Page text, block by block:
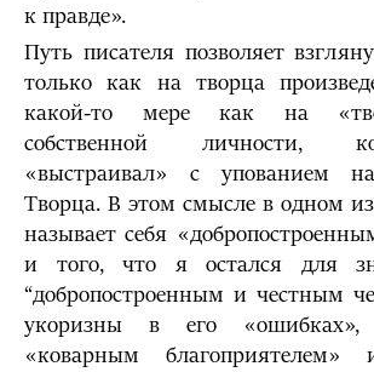
к правде».
Путь писателя позволяет
только как на творца
какой-то мере как на
собственной личности,
«выстраивал» с упованием
Творца. В этом смысле в одном
называет себя
и того, что я остался для
“добропостроенным и честным
укоризны в его «ошибках»,
«коварным благоприятелем»